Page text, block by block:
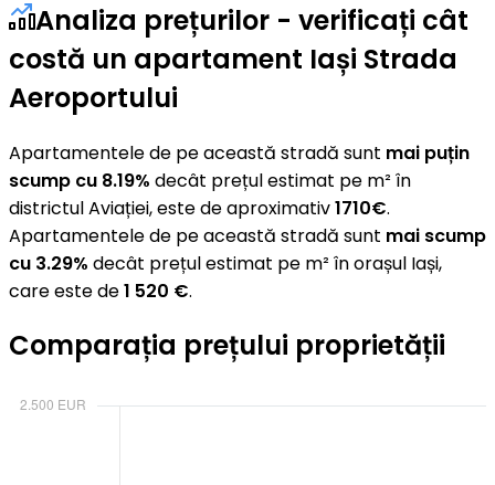
Analiza prețurilor - verificați cât
costă un apartament Iași Strada
Aeroportului
Apartamentele de pe această stradă sunt mai puțin
scump cu 8.19% decât prețul estimat pe m² în
districtul Aviației, este de aproximativ1710€.
Apartamentele de pe această stradă sunt mai scump
cu 3.29% decât prețul estimat pe m² în orașul Iași,
care este de1 520 €.
Comparația prețului proprietății